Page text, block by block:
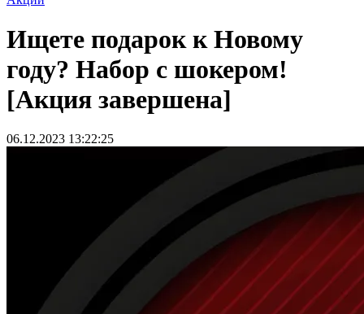
Ищете подарок к Новому
году? Набор с шокером!
[Акция завершена]
06.12.2023 13:22:25